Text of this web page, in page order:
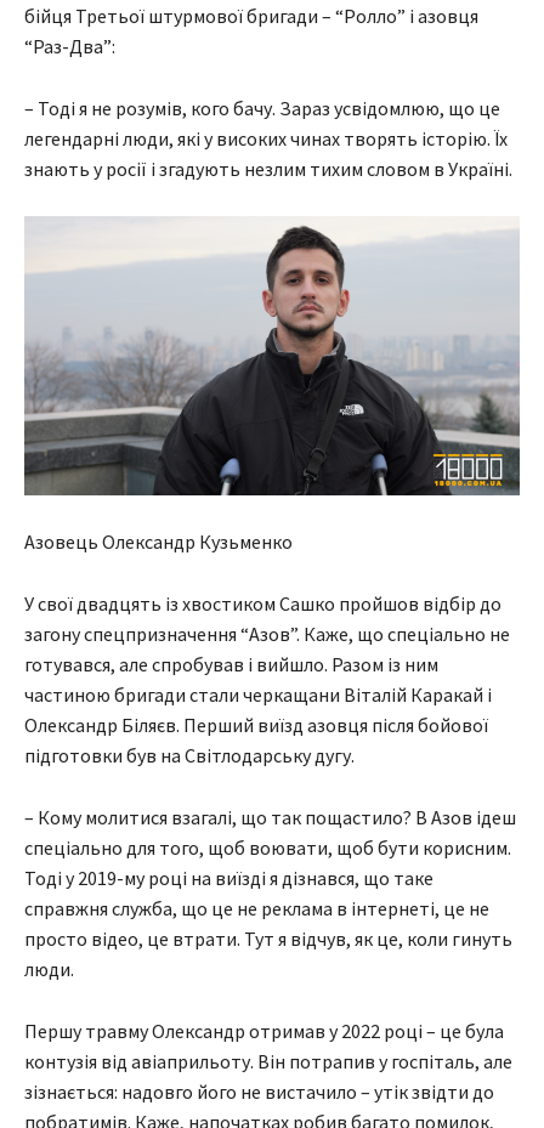
бійця Третьої штурмової бригади – “Ролло” і азовця
“Раз-Два”:
– Тоді я не розумів, кого бачу. Зараз усвідомлюю, що це
легендарні люди, які у високих чинах творять історію. Їх
знають у росії і згадують незлим тихим словом в Україні.
Азовець Олександр Кузьменко
У свої двадцять із хвостиком Сашко пройшов відбір до
загону спецпризначення “Азов”. Каже, що спеціально не
готувався, але спробував і вийшло. Разом із ним
частиною бригади стали черкащани Віталій Каракай і
Олександр Біляєв. Перший виїзд азовця після бойової
підготовки був на Світлодарську дугу.
– Кому молитися взагалі, що так пощастило? В Азов ідеш
спеціально для того, щоб воювати, щоб бути корисним.
Тоді у 2019-му році на виїзді я дізнався, що таке
справжня служба, що це не реклама в інтернеті, це не
просто відео, це втрати. Тут я відчув, як це, коли гинуть
люди.
Першу травму Олександр отримав у 2022 році – це була
контузія від авіаприльоту. Він потрапив у госпіталь, але
зізнається: надовго його не вистачило – утік звідти до
побратимів. Каже, напочатках робив багато помилок,